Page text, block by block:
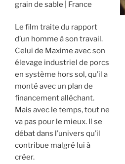
grain de sable
France
Le film traite du rapport
d’un homme à son travail.
Celui de Maxime avec son
élevage industriel de porcs
en système hors sol, qu’il a
monté avec un plan de
financement alléchant.
Mais avec le temps, tout ne
va pas pour le mieux. Il se
débat dans l’univers qu’il
contribue malgré lui à
créer.